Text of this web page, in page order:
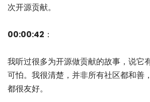
次开源贡献。
00:00:42 ：
我听过很多为开源做贡献的故事，说它
可怕。我很清楚，并非所有社区都和善
都很友好。